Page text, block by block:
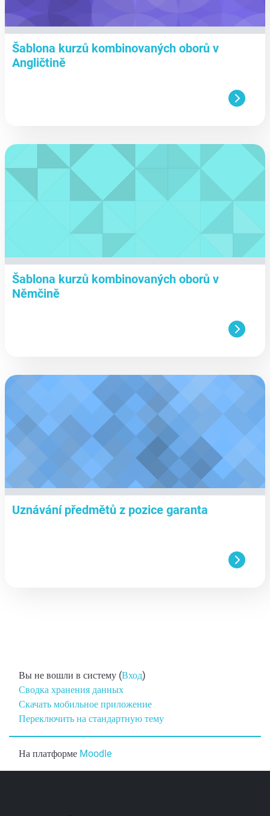
Šablona kurzů kombinovaných oborů v
Angličtině
aa
Šablona kurzů kombinovaných oborů v
Němčině
aa
Uznávání předmětů z pozice garanta
Вы не вошли в систему (Вход)
Сводка хранения данных
Скачать мобильное приложение
Переключить на стандартную тему
На платформе Moodle